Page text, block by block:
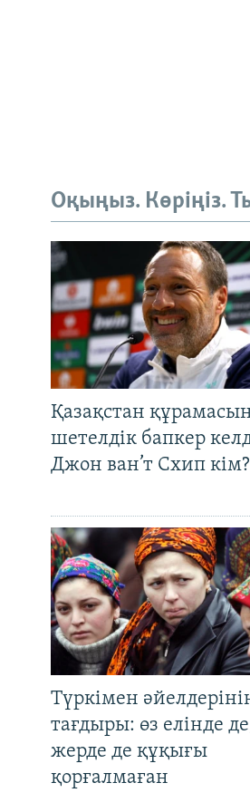
Оқыңыз. Көріңіз.
Қазақстан
шетелдік бапкер
Джон ван’т Схип кім?
Түркімен
тағдыры: өз елінде
жерде де құқығы
қорғалмаған